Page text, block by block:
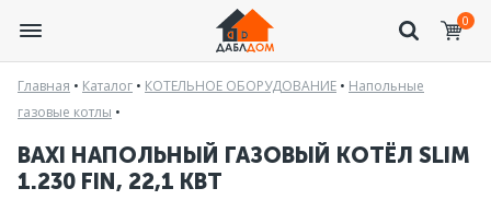
0
Главная • Каталог • КОТЕЛЬНОЕ ОБОРУДОВАНИЕ • Напольные
газовые котлы •
BAXI НАПОЛЬНЫЙ ГАЗОВЫЙ КОТЁЛ SLIM
1.230 FIN, 22,1 КВТ